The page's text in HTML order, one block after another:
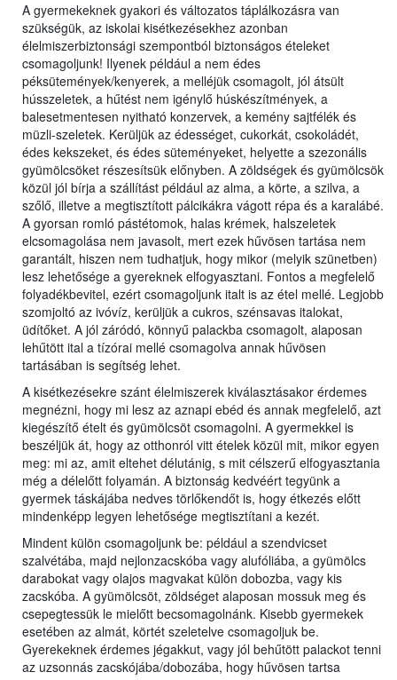
A gyermekeknek gyakori és változatos táplálkozásra van
szükségük, az iskolai kisétkezésekhez azonban
élelmiszerbiztonsági szempontból biztonságos ételeket
csomagoljunk! Ilyenek például a nem édes
péksütemények/kenyerek, a melléjük csomagolt, jól átsült
hússzeletek, a hűtést nem igénylő húskészítmények, a
balesetmentesen nyitható konzervek, a kemény sajtfélék és
müzli-szeletek. Kerüljük az édességet, cukorkát, csokoládét,
édes kekszeket, és édes süteményeket, helyette a szezonális
gyümölcsöket részesítsük előnyben. A zöldségek és gyümölcsök
közül jól bírja a szállítást például az alma, a körte, a szilva, a
szőlő, illetve a megtisztított pálcikákra vágott répa és a karalábé.
A gyorsan romló pástétomok, halas krémek, halszeletek
elcsomagolása nem javasolt, mert ezek hűvösen tartása nem
garantált, hiszen nem tudhatjuk, hogy mikor (melyik szünetben)
lesz lehetősége a gyereknek elfogyasztani. Fontos a megfelelő
folyadékbevitel, ezért csomagoljunk italt is az étel mellé. Legjobb
szomjoltó az ivóvíz, kerüljük a cukros, szénsavas italokat,
üdítőket. A jól záródó, könnyű palackba csomagolt, alaposan
lehűtött ital a tízórai mellé csomagolva annak hűvösen
tartásában is segítség lehet.
A kisétkezésekre szánt élelmiszerek kiválasztásakor érdemes
megnézni, hogy mi lesz az aznapi ebéd és annak megfelelő, azt
kiegészítő ételt és gyümölcsöt csomagolni. A gyermekkel is
beszéljük át, hogy az otthonról vitt ételek közül mit, mikor egyen
meg: mi az, amit eltehet délutánig, s mit célszerű elfogyasztania
még a délelőtt folyamán. A biztonság kedvéért tegyünk a
gyermek táskájába nedves törlőkendőt is, hogy étkezés előtt
mindenképp legyen lehetősége megtisztítani a kezét.
Mindent külön csomagoljunk be: például a szendvicset
szalvétába, majd nejlonzacskóba vagy alufóliába, a gyümölcs
darabokat vagy olajos magvakat külön dobozba, vagy kis
zacskóba. A gyümölcsöt, zöldséget alaposan mossuk meg és
csepegtessük le mielőtt becsomagolnánk. Kisebb gyermekek
esetében az almát, körtét szeletelve csomagoljuk be.
Gyerekeknek érdemes jégakkut, vagy jól behűtött palackot tenni
az uzsonnás zacskójába/dobozába, hogy hűvösen tartsa